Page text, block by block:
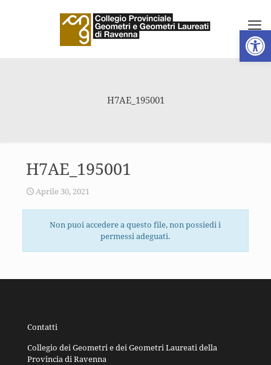
Apri
H7AE_195001
H7AE_195001
Aprile 30, 2021
Non puoi accedere a questo file, non possiedi i
permessi adeguati.
Contatti
Collegio dei Geometri e dei Geometri Laureati della
Provincia di Ravenna